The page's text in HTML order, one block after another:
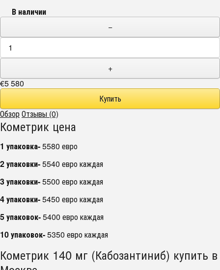
В наличии
−
+
€5 580
ОбзорОтзывы (0)
Кометрик цена
1 упаковка-5580 евро
2 упаковки-5540 евро каждая
3 упаковки-5500 евро каждая
4 упаковки-5450 евро каждая
5 упаковок-5400 евро каждая
10 упаковок-5350 евро каждая
Кометрик 140 мг (Кабозантиниб) купить в